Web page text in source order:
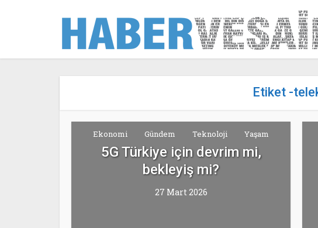
Etiket -
Ekonomi Gündem Teknoloji Yaşam
5G Türkiye için devrim mi,
bekleyiş mi?
27 Mart 2026